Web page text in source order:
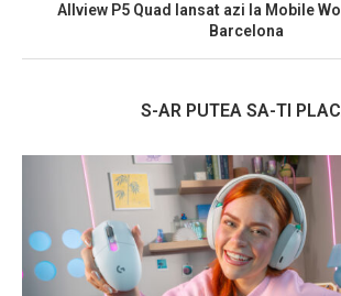
Allview P5 Quad lansat azi la Mobile
Barcelona
S-AR PUTEA SA-TI